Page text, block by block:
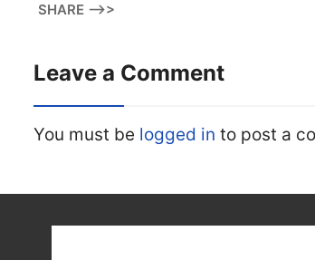
SHARE -->>
Leave a Comment
You must be logged in to post a